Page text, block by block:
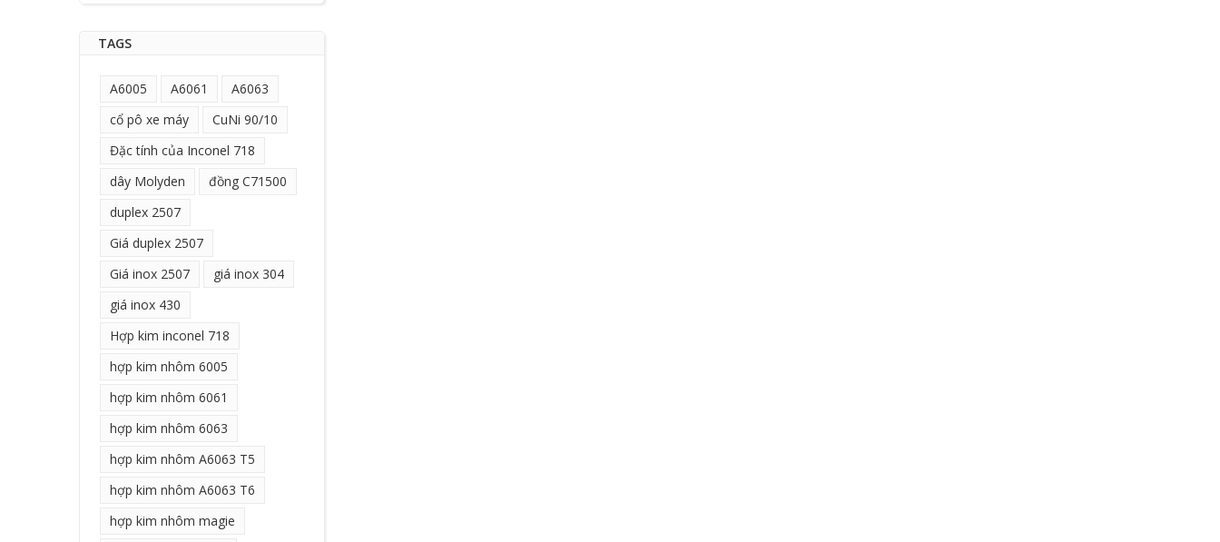
TAGS
A6005 A6061
A6063
cổ pô xe máy
CuNi 90/10
Đặc tính của Inconel 718
dây Molyden
đồng C71500
duplex 2507
Giá duplex 2507
Giá inox 2507
giá inox 304
giá inox 430
Hợp kim inconel 718
hợp kim nhôm 6005
hợp kim nhôm 6061
hợp kim nhôm 6063
hợp kim nhôm A6063 T5
hợp kim nhôm A6063 T6
hợp kim nhôm magie